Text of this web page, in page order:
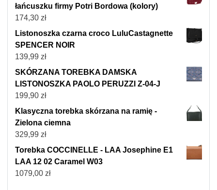
łańcuszku firmy Potri Bordowa (kolory)
174,30 zł
Listonoszka czarna croco LuluCastagnette
SPENCER NOIR
139,99 zł
SKÓRZANA TOREBKA DAMSKA
LISTONOSZKA PAOLO PERUZZI Z-04-J
199,90 zł
Klasyczna torebka skórzana na ramię -
Zielona ciemna
329,99 zł
Torebka COCCINELLE - LAA Josephine E1
LAA 12 02 Caramel W03
1079,00 zł